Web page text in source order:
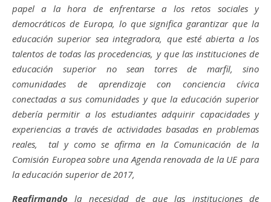
papel a la hora de enfrentarse a los retos sociales y
democráticos de Europa, lo que significa garantizar que la
educación superior sea integradora, que esté abierta a los
talentos de todas las procedencias, y que las instituciones de
educación superior no sean torres de marfil, sino
comunidades de aprendizaje con conciencia cívica
conectadas a sus comunidades y que la educación superior
debería permitir a los estudiantes adquirir capacidades y
experiencias a través de actividades basadas en problemas
reales, tal y como se afirma en la Comunicación de la
Comisión Europea sobre una Agenda renovada de la UE para
la educación superior de 2017,
Reafirmando la necesidad de que las instituciones de